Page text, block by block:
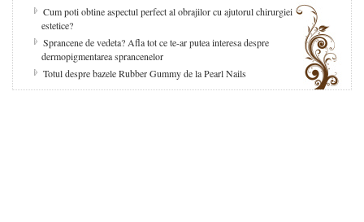
Cum poti obtine aspectul perfect al obrajilor cu ajutorul chirurgiei
estetice?
Sprancene de vedeta? Afla tot ce te-ar putea interesa despre
dermopigmentarea sprancenelor
Totul despre bazele Rubber Gummy de la Pearl Nails